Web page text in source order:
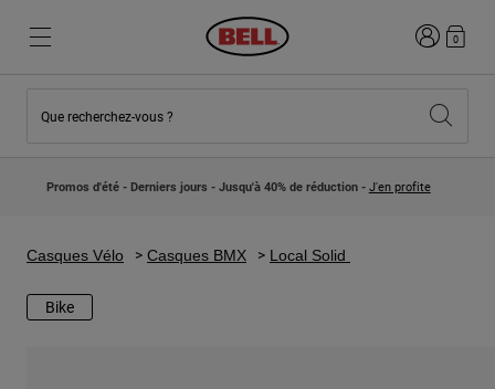
Nouveautés
Casques Motocross Enfant
Explorez Moto
Nouveautés
Lifestyle
Connexion
0
Que recherchez-vous ?
Promos d'été - Derniers jours - Jusqu'à 40% de réduction - J'en profite
Casques Vélo Casques BMX Local Solid
Bike